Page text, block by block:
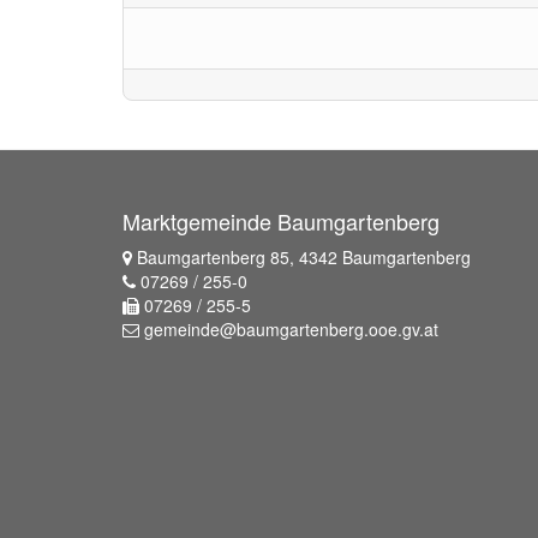
Marktgemeinde Baumgartenberg
Baumgartenberg 85, 4342 Baumgartenberg
07269 / 255-0
07269 / 255-5
gemeinde@baumgartenberg.ooe.gv.at